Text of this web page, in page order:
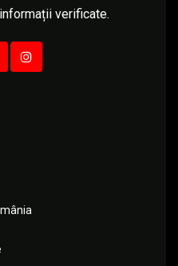
verificate.